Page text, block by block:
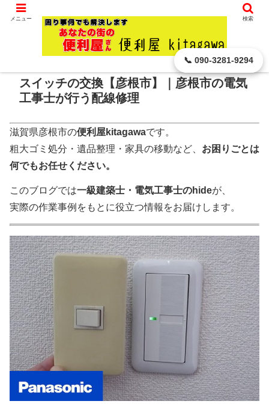
電気工事・配線修理
スイッチの交換【彦根市】｜彦根市の電気
工事士が行う配線修理
滋賀県彦根市の便利屋kitagawaです。
粗大ゴミ処分・遺品整理・家具の移動など、 お困りごとは
何でもお任せください。
このブログでは一級建築士・電気工事士のhideが、
実際の作業事例をもとに役立つ情報をお届けします。
メニュー 検索
📞 090-3281-9294